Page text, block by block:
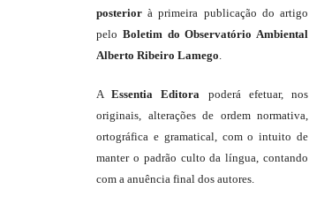
posterior à primeira publicação do artigo
pelo Boletim do Observatório Ambiental
Alberto Ribeiro Lamego.
AEssentia Editora poderá efetuar, nos
originais, alterações de ordem normativa,
ortográfica e gramatical, com o intuito de
manter o padrão culto da língua, contando
com a anuência final dos autores.